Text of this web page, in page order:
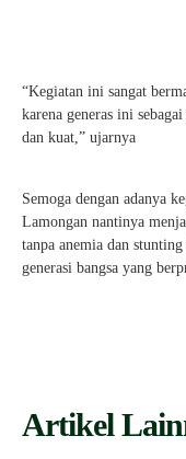
“Kegiatan ini sangat
karena generas ini
dan kuat,” ujarnya
Semoga dengan adanya
Lamongan nantinya
tanpa anemia dan
generasi bangsa yang
Artikel